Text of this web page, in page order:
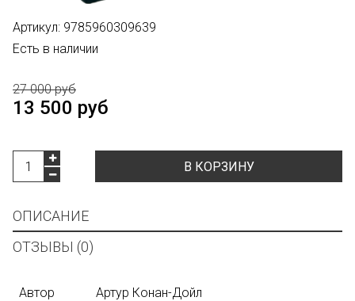
Артикул: 9785960309639
Есть в наличии
27 000 руб
13 500 руб
В КОРЗИНУ
ОПИСАНИЕ
ОТЗЫВЫ (0)
Автор Артур Конан-Дойл